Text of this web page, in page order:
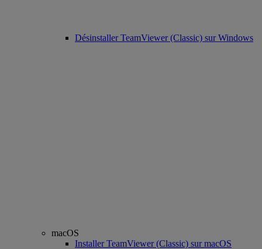
Désinstaller TeamViewer (Classic) sur Windows
macOS
Installer TeamViewer (Classic) sur macOS